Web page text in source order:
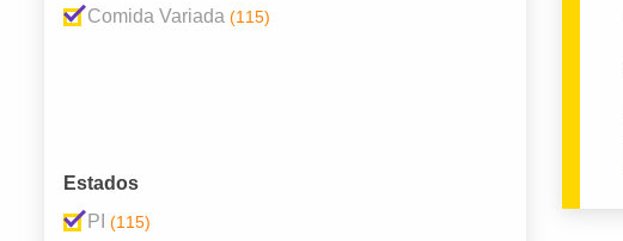
Comida Variada (115)
Estados
PI (115)